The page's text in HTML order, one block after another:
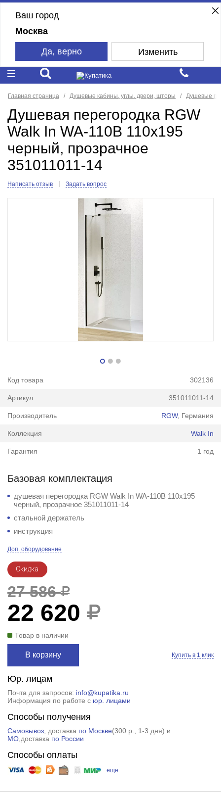
Ваш город
Москва
Да, верно Изменить
Главная страница Душевые кабины, углы, двери, шторы Душевые
Душевая перегородка RGW
Walk In WA-110B 110x195
черный, прозрачное
351011011-14
Написать отзыв Задать вопрос
Код товара 302136
Артикул 351011011-14
Производитель RGW, Германия
Коллекция Walk In
Гарантия 1 год
Базовая комплектация
душевая перегородка RGW Walk In WA-110B 110x195
черный, прозрачное 351011011-14
стальной держатель
инструкция
Доп. оборудование
Скидка
27 586
22 620
Товар в наличии
В корзину Купить в 1 клик
Юр. лицам
Почта для запросов: info@kupatika.ru
Информация по работе с юр. лицами
Способы получения
Самовывоз, доставка по Москве(300 р.
, 1-3 дня) и
МО,доставка по России
Способы оплаты
еще